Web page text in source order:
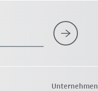
Unternehmen